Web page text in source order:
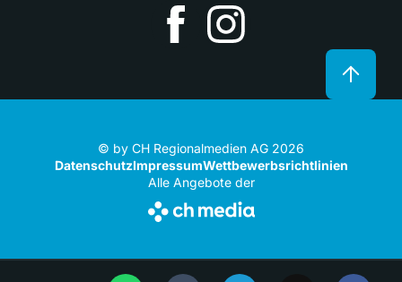
© by CH Regionalmedien AG 2026
DatenschutzImpressumWettbewerbsrichtlinien
Alle Angebote der